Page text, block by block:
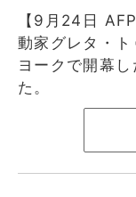
【9月24日
動家グレタ・
ヨークで開幕
た。